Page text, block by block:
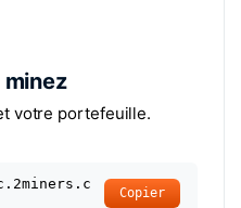
votre portefeuille.
Copier